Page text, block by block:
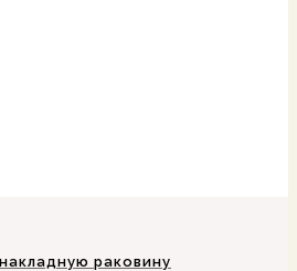
раковину